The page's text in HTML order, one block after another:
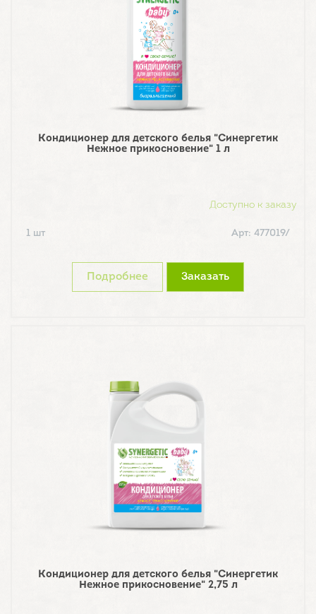
Кондиционер для детского белья "Синергетик
Нежное прикосновение" 1 л
Доступно к заказу
1 шт Арт: 477019/
Подробнее Заказать
Кондиционер для детского белья "Синергетик
Нежное прикосновение" 2,75 л